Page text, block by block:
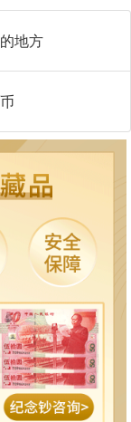
地方